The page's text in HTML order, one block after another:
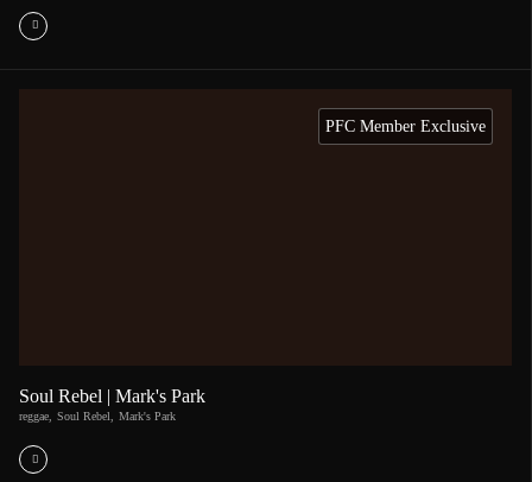
PFC Member Exclusive
Soul Rebel | Mark's Park
reggae, Soul Rebel, Mark's Park